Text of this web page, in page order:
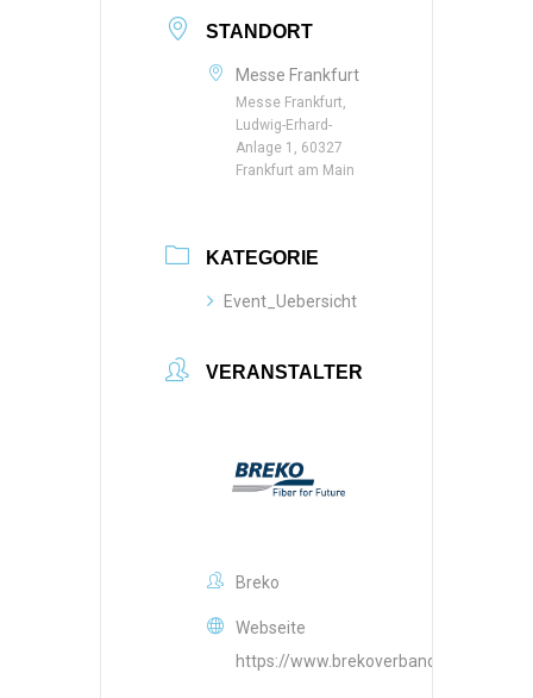
STANDORT
Messe Frankfurt
Messe Frankfurt,
Ludwig-Erhard-
Anlage 1, 60327
Frankfurt am Main
KATEGORIE
Event_Uebersicht
VERANSTALTER
Breko
Webseite
https://www.brekoverband.de/